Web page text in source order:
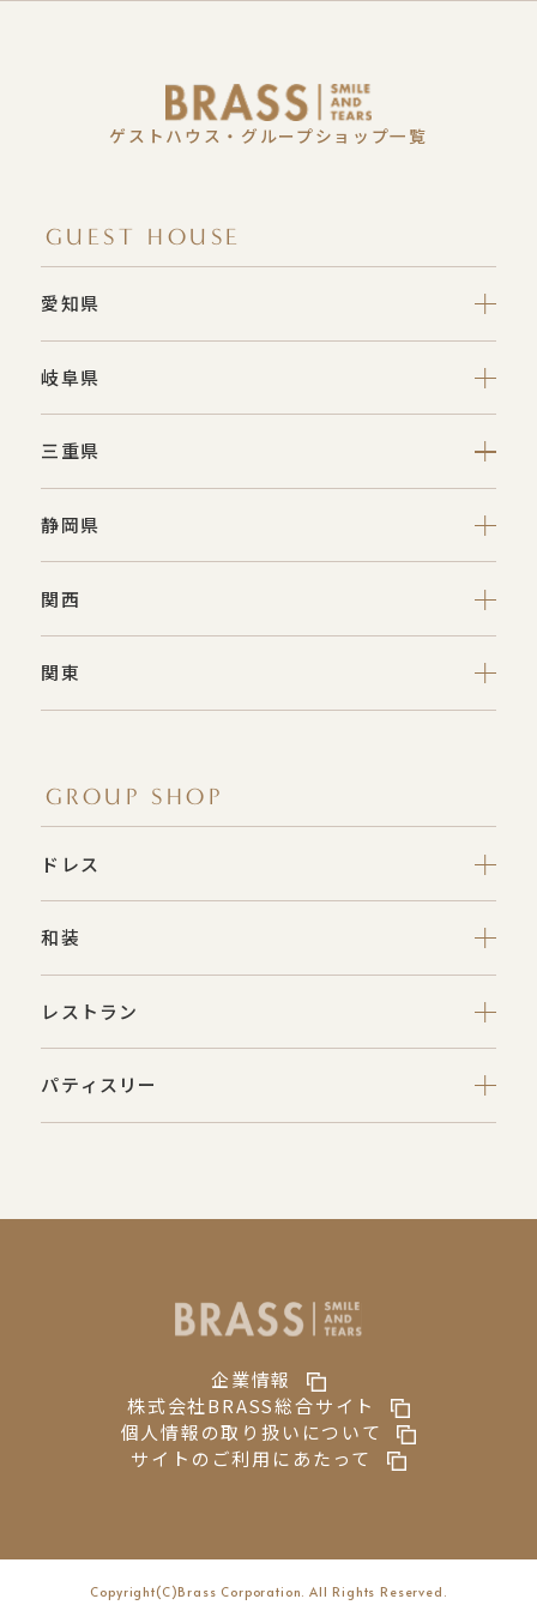
ゲストハウス・グループショップ一覧
GUEST HOUSE
愛知県
岐阜県
三重県
静岡県
関西
関東
GROUP SHOP
ドレス
和装
レストラン
パティスリー
株式会社BRASS総合サイト
企業情報
個人情報の取り扱いについて
サイトのご利用にあたって
Copyright(C)Brass Corporation. All Rights Reserved.